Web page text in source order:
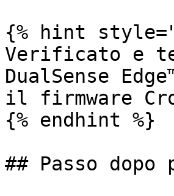
{% hint
Verificato e
DualSense
il firmware
{% endhint %}
## Passo dopo